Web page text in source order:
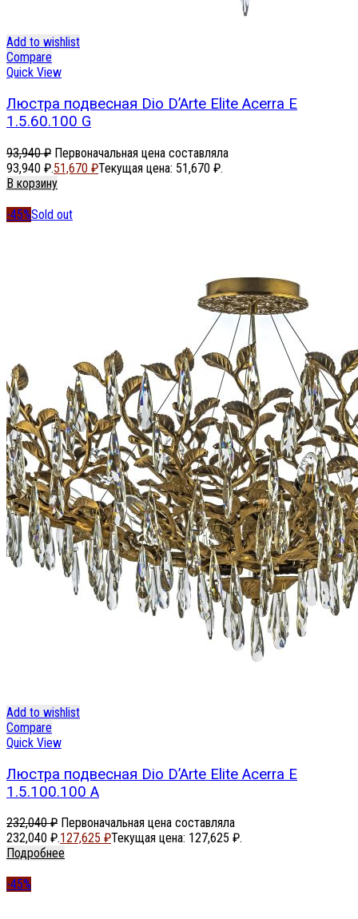
Add to wishlist
Compare
Quick View
Люстра подвесная Dio D’Arte Elite Acerra E
1.5.60.100 G
93,940₽ Первоначальная цена составляла
93,940 ₽.51,670 ₽Текущая цена: 51,670 ₽.
В корзину
-45%Sold out
Add to wishlist
Compare
Quick View
Люстра подвесная Dio D’Arte Elite Acerra E
1.5.100.100 A
232,040₽ Первоначальная цена составляла
232,040 ₽.127,625 ₽Текущая цена: 127,625 ₽.
Подробнее
-45%